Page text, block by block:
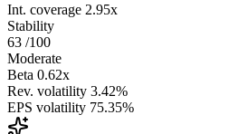
Int. coverage 2.95x
Stability
63 /100
Moderate
Beta 0.62x
Rev. volatility 3.42%
EPS volatility 75.35%